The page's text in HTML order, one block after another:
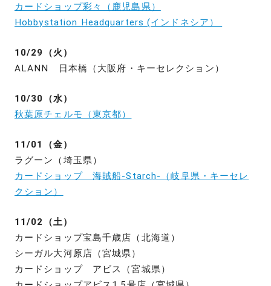
カードショップ彩々（鹿児島県）
Hobbystation Headquarters (インドネシア）
10/29（火）
ALANN 日本橋（大阪府・キーセレクション）
10/30（水）
秋葉原チェルモ（東京都）
11/01（金）
ラグーン（埼玉県）
カードショップ 海賊船-Starch-（岐阜県・キーセレ
クション）
11/02（土）
カードショップ宝島千歳店（北海道）
シーガル大河原店（宮城県）
カードショップ アビス（宮城県）